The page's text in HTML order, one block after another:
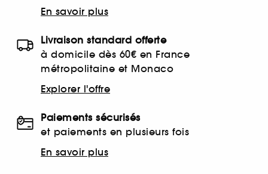
En savoir plus
Livraison standard offerte
à domicile dès 60€ en France
métropolitaine et Monaco
Explorer l'offre
Paiements sécurisés
et paiements en plusieurs fois
En savoir plus